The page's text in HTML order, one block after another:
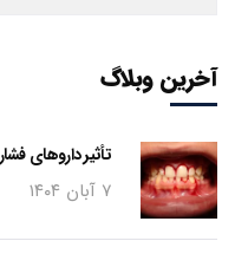
آخرین وبلاگ
تأثیر داروهای
۷ آبان ۱۴۰۴